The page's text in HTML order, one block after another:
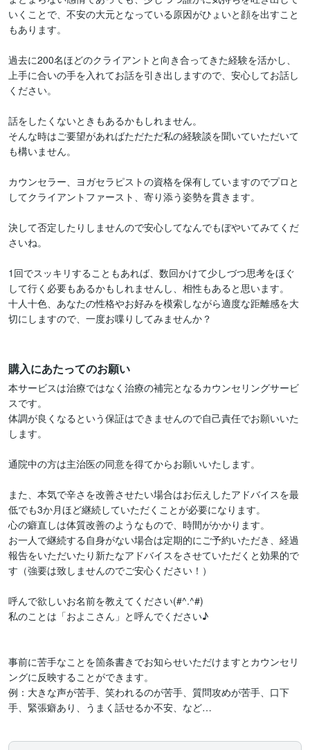
いくことで、不安の大元となっている原因がひょいと顔を出すこと
もあります。
過去に200名ほどのクライアントと向き合ってきた経験を活かし、
上手に合いの手を入れてお話を引き出しますので、安心してお話し
ください。
話をしたくないときもあるかもしれません。
そんな時はご要望があればただただ私の経験談を聞いていただいて
も構いません。
カウンセラー、ヨガセラピストの資格を保有していますのでプロと
してクライアントファースト、寄り添う姿勢を貫きます。
決して否定したりしませんので安心してなんでもぼやいてみてくだ
さいね。
1回でスッキリすることもあれば、数回かけて少しづつ思考をほぐ
して行く必要もあるかもしれませんし、相性もあると思います。
十人十色、あなたの性格やお好みを模索しながら適度な距離感を大
切にしますので、一度お喋りしてみませんか？
購入にあたってのお願い
本サービスは治療ではなく治療の補完となるカウンセリングサービ
スです。
体調が良くなるという保証はできませんので自己責任でお願いいた
します。
通院中の方は主治医の同意を得てからお願いいたします。
また、本気で辛さを改善させたい場合はお伝えしたアドバイスを最
低でも3か月ほど継続していただくことが必要になります。
心の癖直しは体質改善のようなもので、時間がかかります。
お一人で継続する自身がない場合は定期的にご予約いただき、経過
報告をいただいたり新たなアドバイスをさせていただくと効果的で
す（強要は致しませんのでご安心ください！）
呼んで欲しいお名前を教えてください(#^.^#)
私のことは「およこさん」と呼んでください♪
事前に苦手なことを箇条書きでお知らせいただけますとカウンセリ
ングに反映することができます。
例：大きな声が苦手、笑われるのが苦手、質問攻めが苦手、口下
手、緊張癖あり、うまく話せるか不安、など…